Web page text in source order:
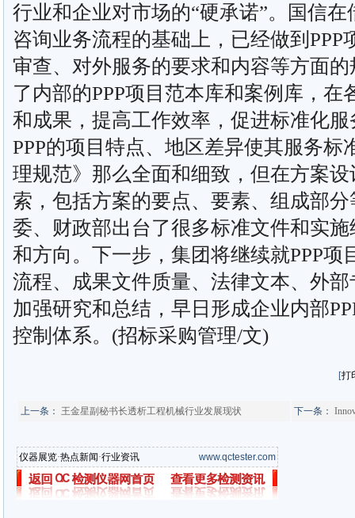
行业和企业对市场的“硬承诺”。国信
咨询业务流程的基础上，已经做到
审查、对外服务的要求和内容等方面
了内部的PPP项目范本库和案例库，
和成果，提高工作效率，促进标准化
PPP的项目特点、地区差异使其服务标
理规范》那么全面和细致，但在方案
索，包括方案的要点、要素、组成部
委、财政部出台了很多标准文件和实
和方向。下一步，集团将继续就PPP项
流程、成果文件质量、法律文本、外
加强研究和总结，早日形成企业内部
控制体系。(招标采购管理/文)
[打
上一条： 王金星副秘书长透析工程机械行业发展现状 下一条：
仪器展览·热点新闻·行业资讯 www.qctester.com